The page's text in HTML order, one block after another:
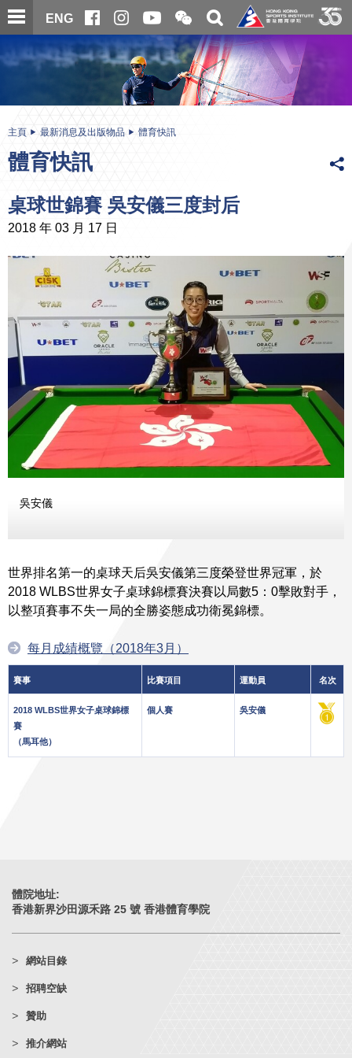
跳
至
內
ENG
開
合
微
信
二
維
碼
關
搜
尋
内
主頁 最新消息及出版物品 體育快訊
體育快訊
桌球世錦賽 吳安儀三度封后
2018 年 03 月 17 日
吳安儀
世界排名第一的桌球天后吳安儀第三度榮登世界冠軍，於
2018 WLBS世界女子桌球錦標賽決賽以局數5：0擊敗對手，
以整項賽事不失一局的全勝姿態成功衛冕錦標。
每月成績概覽（2018年3月）
賽事 比賽項目 運動員 名次
2018 WLBS世界女子桌球錦標
賽
（馬耳他）
個人賽 吳安儀
體院地址:
香港新界沙田源禾路 25 號 香港體育學院
網站目錄
招聘空缺
贊助
推介網站